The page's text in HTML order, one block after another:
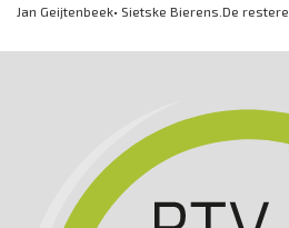
Jan Geijtenbeek• Sietske Bierens.De